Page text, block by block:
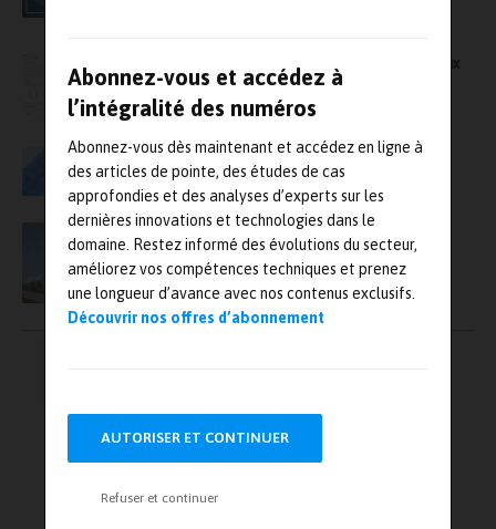
Abonnez-vous et accédez à
l’intégralité des numéros
Abonnez-vous dès maintenant et accédez en ligne à
des articles de pointe, des études de cas
approfondies et des analyses d’experts sur les
dernières innovations et technologies dans le
domaine. Restez informé des évolutions du secteur,
améliorez vos compétences techniques et prenez
une longueur d’avance avec nos contenus exclusifs.
Découvrir nos offres d’abonnement
AUTORISER ET CONTINUER
Refuser et continuer
COMSOL organise une journée consacrée aux
applications de simulation et aux jumeaux
numériques !
Nous recherchons des « FEMtools Solutions
Partners »
Etude acoustique dans l’industrie
publications
11 12 … 18